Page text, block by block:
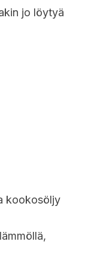
jo löytyä
kookosöljy